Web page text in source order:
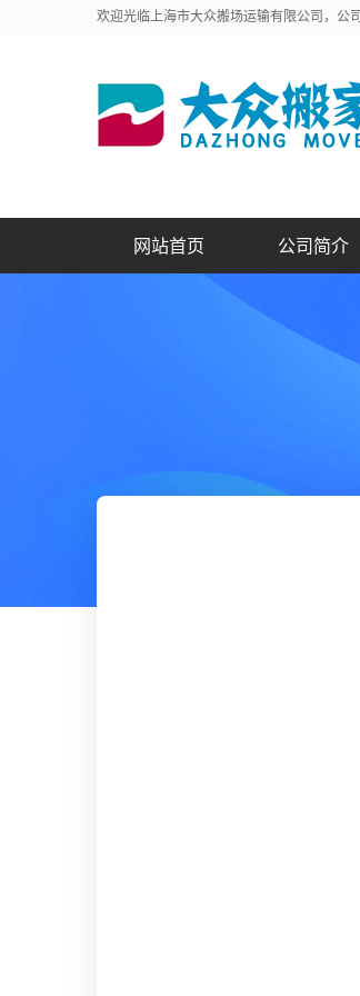
欢迎光临上海市大众搬场运输有限公司，公
网站首页 公司简介